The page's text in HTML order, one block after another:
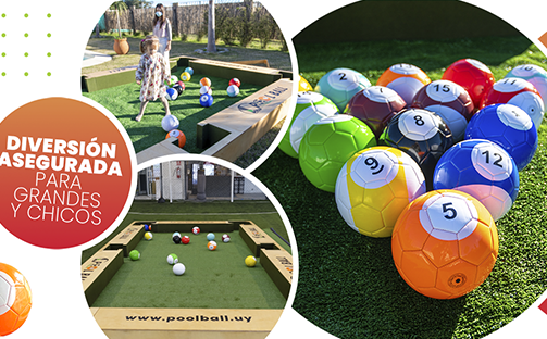
garantizando sabores caseros e...
especializamos en crear...